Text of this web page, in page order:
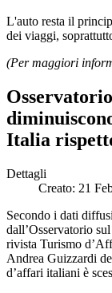
L'auto resta il
dei viaggi,
(Per maggiori
Italia
Dettagli
Creato: 21
Secondo i dati
dall’Osservatorio
rivista Turismo
Andrea Guizzardi
d’affari italiani è